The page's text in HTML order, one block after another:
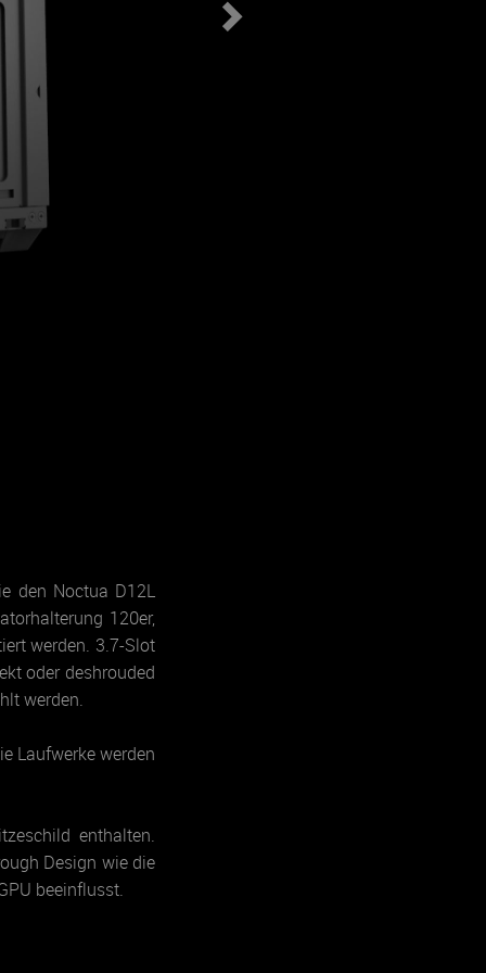
den Noctua D12L
120er,
werden. 3.7-Slot
oder deshrouded
werden.
Laufwerke werden
enthalten.
Design wie die
beeinflusst.